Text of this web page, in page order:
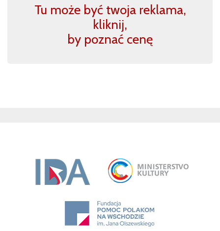
Tu może być twoja reklama,
kliknij,
by poznać cenę